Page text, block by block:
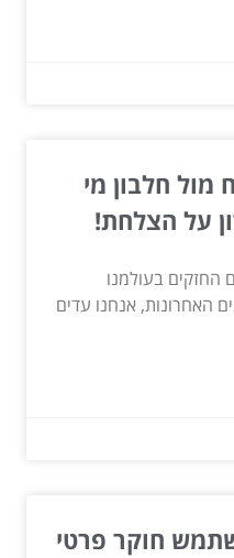
חלבון מי
על הצלחת!
החזקים בעולמנו
האחרונות, אנחנו עדים
חוקר פרטי